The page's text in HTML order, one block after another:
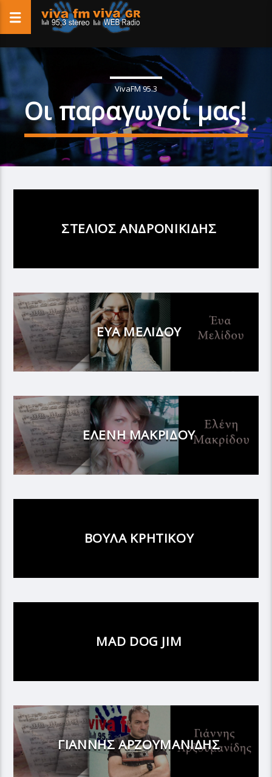
VivaFM 95.3
Οι παραγωγοί μας!
ΣΤΕΛΙΟΣ ΑΝΔΡΟΝΙΚΙΔΗΣ
ΕΥΑ ΜΕΛΙΔΟΥ
ΕΛΕΝΗ ΜΑΚΡΙΔΟΥ
ΒΟΥΛΑ ΚΡΗΤΙΚΟΥ
MAD DOG JIM
ΓΙΑΝΝΗΣ ΑΡΖΟΥΜΑΝΙΔΗΣ